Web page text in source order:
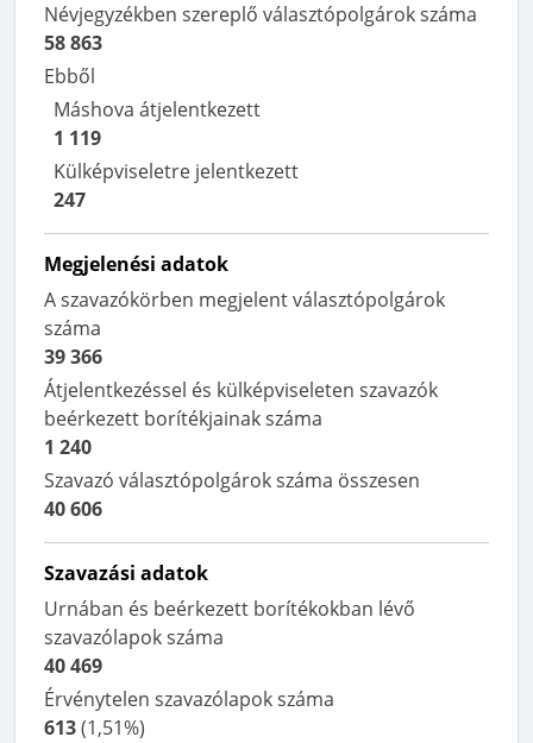
Névjegyzékben szereplő választópolgárok száma
58 863
Ebből
Máshova átjelentkezett
1 119
Külképviseletre jelentkezett
247
Megjelenési adatok
A szavazókörben megjelent választópolgárok
száma
39 366
Átjelentkezéssel és külképviseleten szavazók
beérkezett borítékjainak száma
1 240
Szavazó választópolgárok száma összesen
40 606
Szavazási adatok
Urnában és beérkezett borítékokban lévő
szavazólapok száma
40 469
Érvénytelen szavazólapok száma
613(1,51%)